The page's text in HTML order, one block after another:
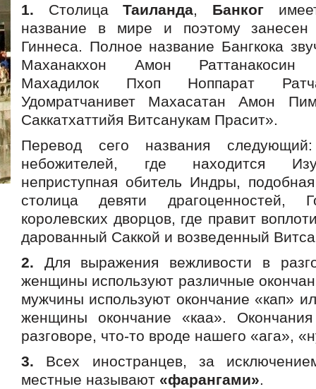
1. СтолицаТаиланда, Банког
название в мире и поэтому занесен
Гиннеса. Полное название Бангкока
Маханакхон Амон Раттанакосин
Махадилок Пхоп Ноппарат
Удомратчанивет Махасатан Амон
Саккатхаттийя Витсанукам Прасит».
Перевод сего названия
небожителей, где находится
неприступная обитель Индры,
столица девяти драгоценностей,
королевских дворцов, где правит
дарованный Саккой и возведенный
2. Для выражения вежливости в
женщины используют различные
мужчины используют окончание «кап»
женщины окончание «каа».
разговоре, что-то вроде нашего «ага»,
3. Всех иностранцев, за
местные называют «фарангами».